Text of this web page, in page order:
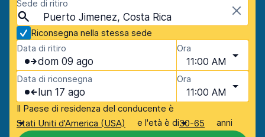
Sede di ritiro
Puerto Jimenez, Costa Rica
Riconsegna nella stessa sede
Data di ritiro
dom 09 ago
Ora
11:00 AM
Data di riconsegna
lun 17 ago
Ora
11:00 AM
Il Paese di residenza del conducente è
Stati Uniti d'America (USA)
e l'età è di30-65 anni